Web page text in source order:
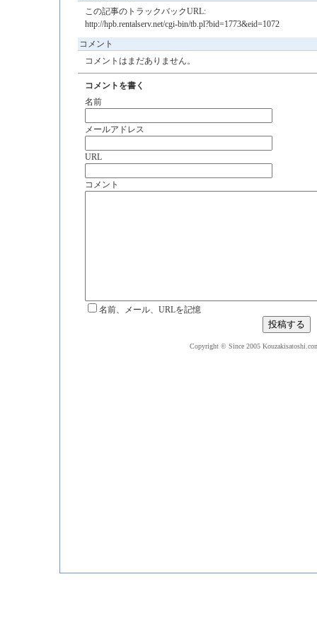
この記事のトラックバックURL:
http://hpb.rentalserv.net/cgi-bin/tb.pl?bid=1773&eid=1072
コメント
コメントはまだありません。
コメントを書く
名前
メールアドレス
URL
コメント
名前、メール、URLを記憶
Copyright © Since 2005